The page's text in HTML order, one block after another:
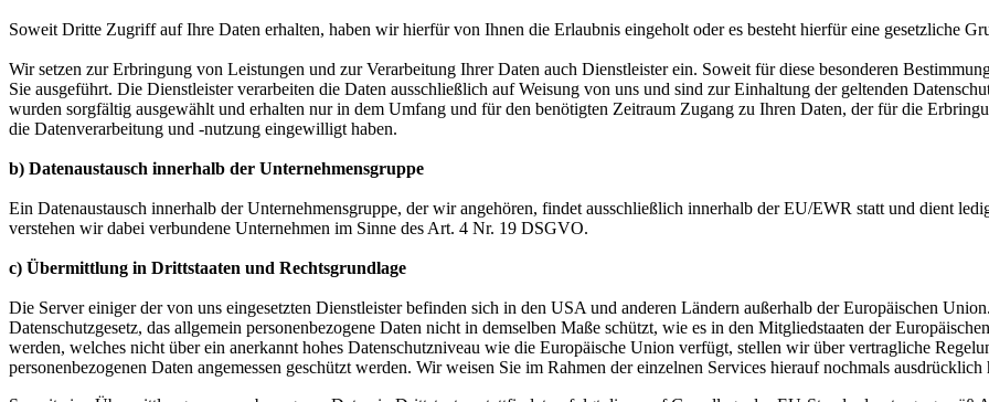
Soweit Dritte Zugriff auf Ihre Daten erhalten, haben wir hierfür von Ihnen die Erlaubnis eingeholt oder es besteht hierfür eine gesetzliche
Wir setzen zur Erbringung von Leistungen und zur Verarbeitung Ihrer Daten auch Dienstleister ein. Soweit für diese besonderen
Sie ausgeführt. Die Dienstleister verarbeiten die Daten ausschließlich auf Weisung von uns und sind zur Einhaltung der geltenden
wurden sorgfältig ausgewählt und erhalten nur in dem Umfang und für den benötigten Zeitraum Zugang zu Ihren Daten, der für die
die Datenverarbeitung und -nutzung eingewilligt haben.
b) Datenaustausch innerhalb der Unternehmensgruppe
Ein Datenaustausch innerhalb der Unternehmensgruppe, der wir angehören, findet ausschließlich innerhalb der EU/EWR statt und dient
verstehen wir dabei verbundene Unternehmen im Sinne des Art. 4 Nr. 19 DSGVO.
c) Übermittlung in Drittstaaten und Rechtsgrundlage
Die Server einiger der von uns eingesetzten Dienstleister befinden sich in den USA und anderen Ländern außerhalb der Europäischen
Datenschutzgesetz, das allgemein personenbezogene Daten nicht in demselben Maße schützt, wie es in den Mitgliedstaaten der
werden, welches nicht über ein anerkannt hohes Datenschutzniveau wie die Europäische Union verfügt, stellen wir über vertragliche
personenbezogenen Daten angemessen geschützt werden. Wir weisen Sie im Rahmen der einzelnen Services hierauf nochmals ausdrücklich